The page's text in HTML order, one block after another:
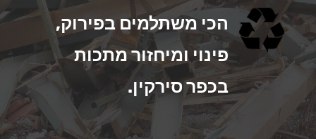
הכי משתלמים בפירוק,
פינוי ומיחזור מתכות
בכפר סירקין.